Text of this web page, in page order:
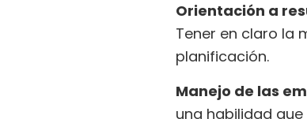
Orientación a
Tener en claro la
planificación.
Manejo de las
una habilidad